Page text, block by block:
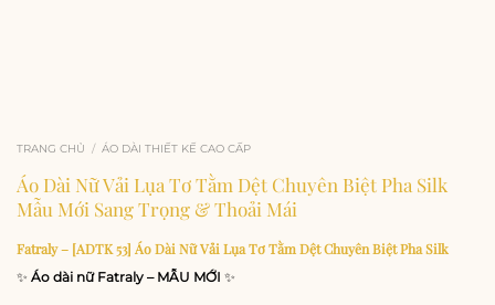
TRANG CHỦ / ÁO DÀI THIẾT KẾ CAO CẤP
Áo Dài Nữ Vải Lụa Tơ Tằm Dệt Chuyên Biệt Pha Silk
Mẫu Mới Sang Trọng & Thoải Mái
Fatraly – [ADTK 53] Áo Dài Nữ Vải Lụa Tơ Tằm Dệt Chuyên Biệt Pha Silk
✨ Áo dài nữ Fatraly – MẪU MỚI ✨